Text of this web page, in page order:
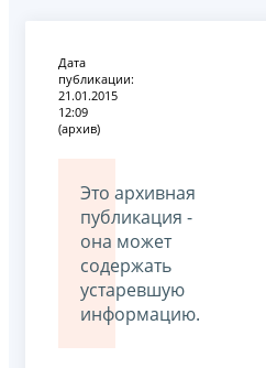
Дата
публикации:
21.01.2015
12:09
(архив)
Это архивная
публикация -
она может
содержать
устаревшую
информацию.